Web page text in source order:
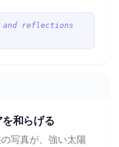
and reflections
和らげる
写真が、強い太陽